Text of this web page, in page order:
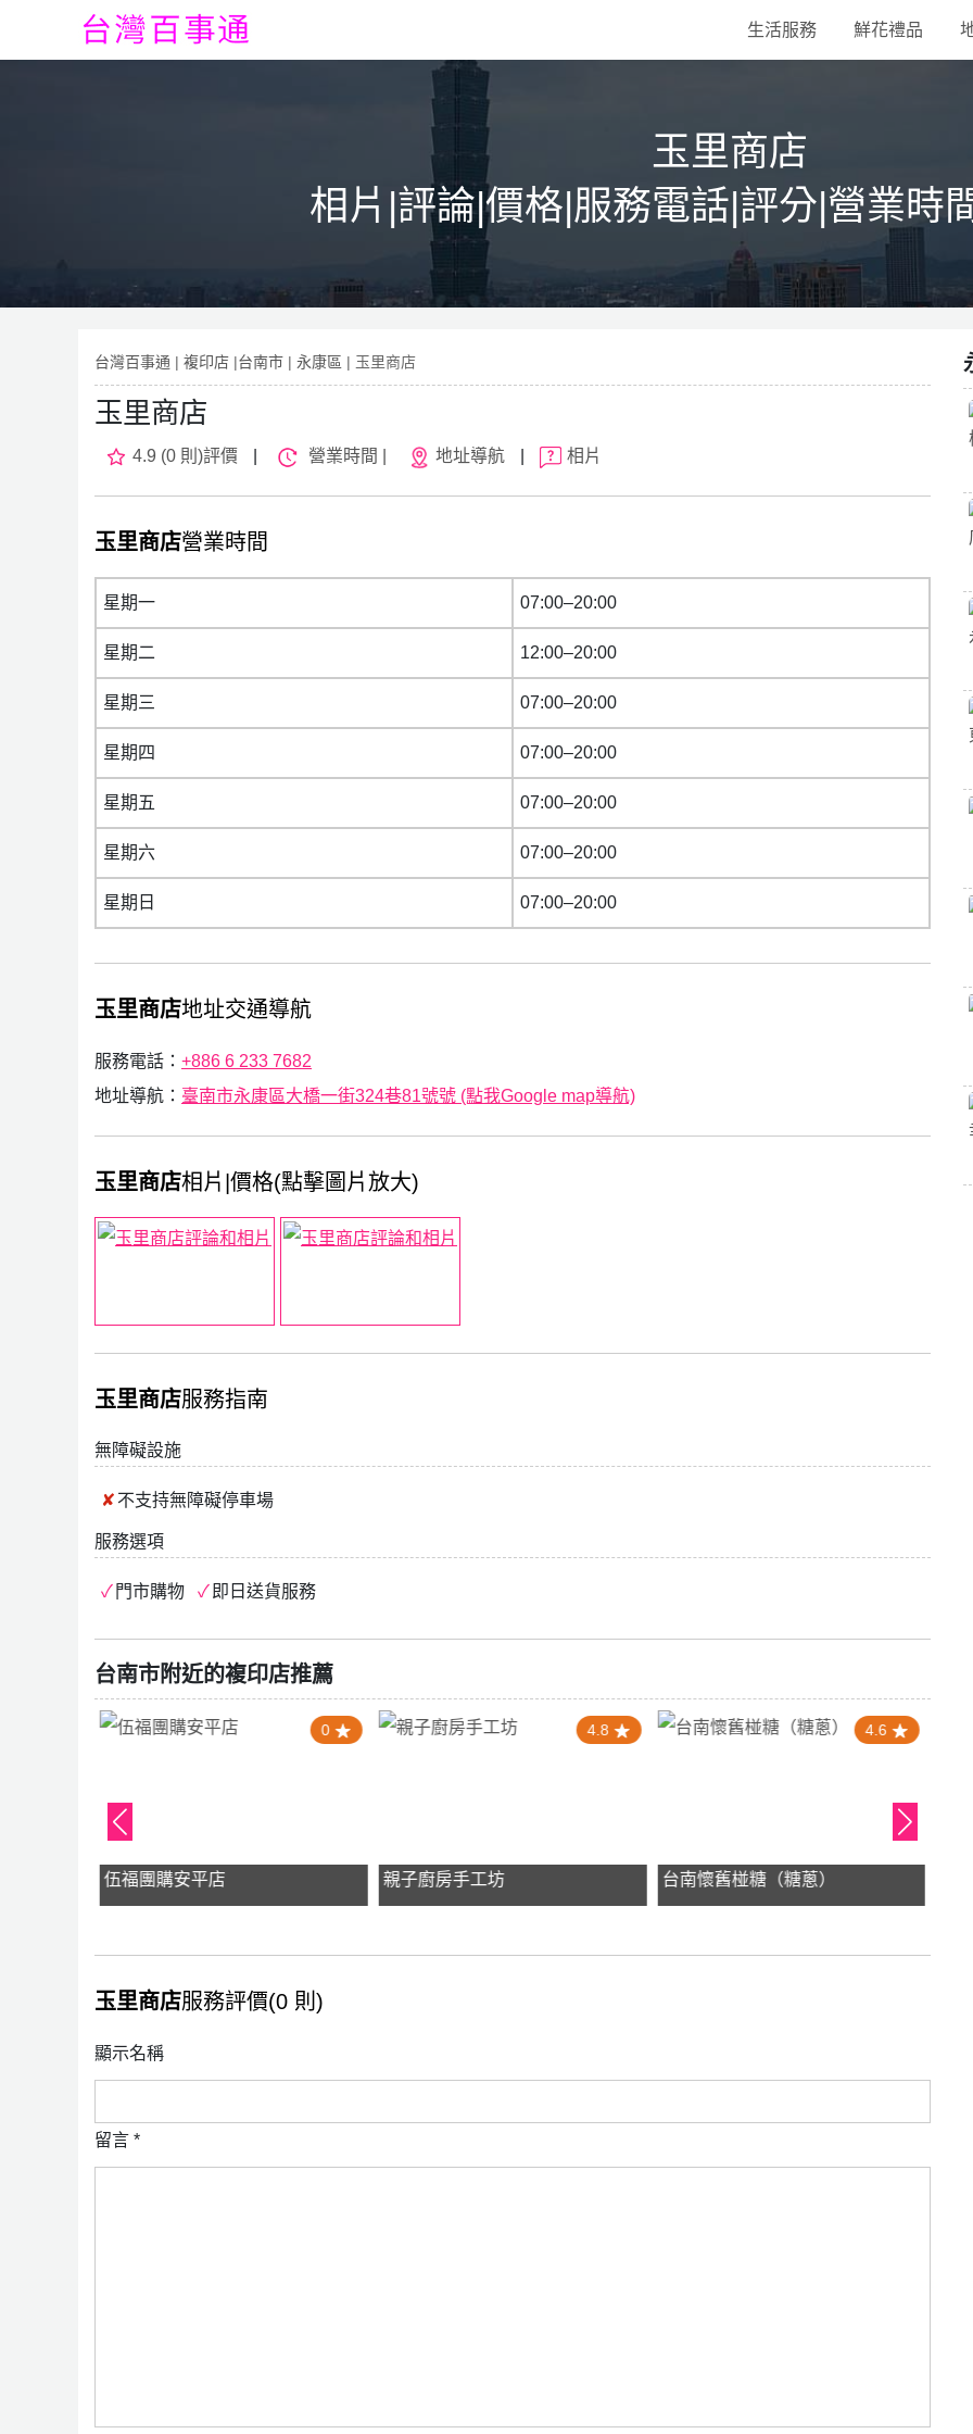
生活服務 鮮花禮品
玉里商店
相片|評論|價格|服務電話|評分|營業時
台灣百事通 | 複印店 |台南市 | 永康區 | 玉里商店
玉里商店
4.9 (0 則)評價 營業時間 | 地址導航 相片
玉里商店營業時間
星期一 07:00–20:00
星期二 12:00–20:00
星期三 07:00–20:00
星期四 07:00–20:00
星期五 07:00–20:00
星期六 07:00–20:00
星期日 07:00–20:00
玉里商店地址交通導航
服務電話： +886 6 233 7682
地址導航： 臺南市永康區大橋一街324巷81號號 (點我Google map導航)
玉里商店相片|價格(點擊圖片放大)
玉里商店服務指南
無障礙設施
不支持無障礙停車場
服務選項
門市購物 即日送貨服務
台南市附近的複印店推薦
0
伍福團購安平店
4.8
親子廚房手工坊
4.6
台南懷舊椪糖（糖蔥）
玉里商店服務評價(0 則)
顯示名稱
留言 *